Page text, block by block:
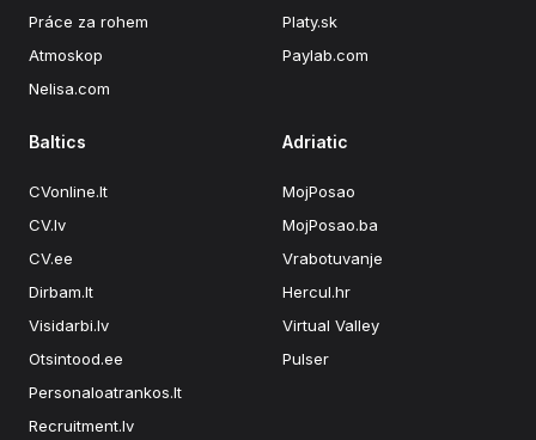
Práce za rohem
Atmoskop
Nelisa.com
Platy.sk
Paylab.com
Baltics
CVonline.lt
CV.lv
CV.ee
Dirbam.lt
Visidarbi.lv
Otsintood.ee
Personaloatrankos.lt
Recruitment.lv
Adriatic
MojPosao
MojPosao.ba
Vrabotuvanje
Hercul.hr
Virtual Valley
Pulser